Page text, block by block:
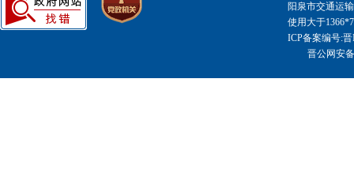
阳泉市交通运
使用大于
ICP备案编号:晋
晋公网安